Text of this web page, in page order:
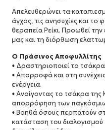
Απελευθερώνει τα
άγχος, τις ανησυχίες και το
θεραπεία Ρείκι. Προωθεί
μας και τη διόρθωση
Ο Πράσινος Αποφυλλίτης
• Δραστηριοποιεί το
• Απορροφά και στη
ενέργεια.
• Ανοίγοντας το τσάκρα της
απορρόφηση των
• Βοηθά όσους περπατούν
κατάσταση του διαλογισμού